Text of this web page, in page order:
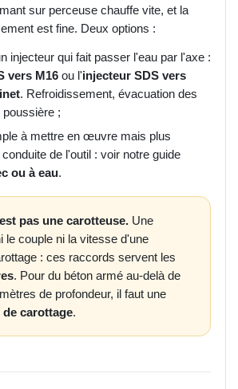
sur perceuse chauffe vite, et la
est fine. Deux options :
injecteur qui fait passer l'eau par l'axe :
vers M16 ou l'injecteur SDS vers
. Refroidissement, évacuation des
;
à mettre en œuvre mais plus
de l'outil : voir notre guide
ou à eau.
pas une carotteuse. Une
le couple ni la vitesse d'une
: ces raccords servent les
. Pour du béton armé au-delà de
de profondeur, il faut une
de carottage.